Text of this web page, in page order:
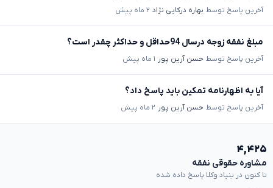
آخرین پاسخ توسط بهاره درکایی نژاد ۲ ماه پیش
مبلغ نفقه زوجه درسال 94حداقل و حداکثر چقدر است؟
آخرین پاسخ توسط حسن آرین پور ۱ ماه پیش
آیا به اظهارنامه تمکین باید پاسخ داد؟
آخرین پاسخ توسط حسن آرین پور ۲ ماه پیش
۴,۴۲۵
مشاوره حقوقی نفقه
تا کنون در بنیاد وکلا پاسخ داده شده